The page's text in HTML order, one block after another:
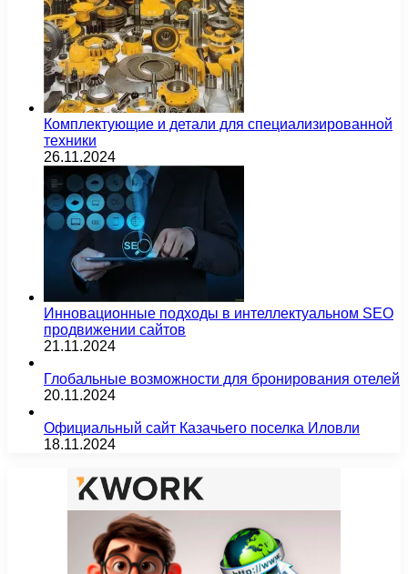
Комплектующие и детали для специализированной
техники
26.11.2024
Инновационные подходы в интеллектуальном SEO
продвижении сайтов
21.11.2024
Глобальные возможности для бронирования отелей
20.11.2024
Официальный сайт Казачьего поселка Иловли
18.11.2024